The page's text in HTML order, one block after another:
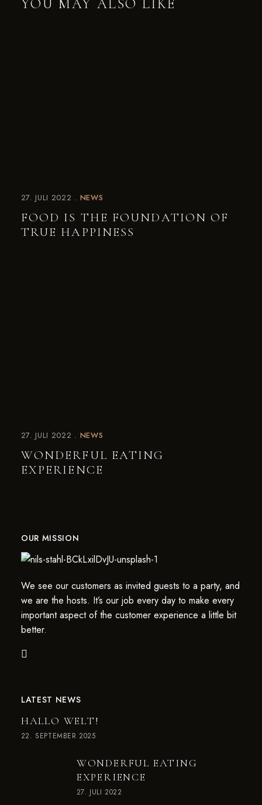
YOU MAY ALSO LIKE
27. JULI 2022 NEWS
FOOD IS THE FOUNDATION OF
TRUE HAPPINESS
27. JULI 2022 NEWS
WONDERFUL EATING
EXPERIENCE
OUR MISSION
We see our customers as invited guests to a party, and
we are the hosts. It’s our job every day to make every
important aspect of the customer experience a little bit
better.
LATEST NEWS
HALLO WELT!
22. SEPTEMBER 2025
WONDERFUL EATING
EXPERIENCE
27. JULI 2022